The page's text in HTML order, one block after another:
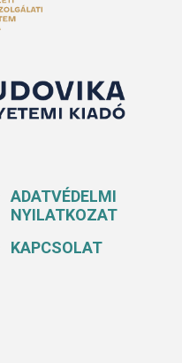
ADATVÉDELMI
NYILATKOZAT
KAPCSOLAT